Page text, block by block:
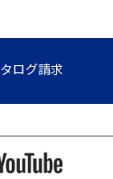
ログ請求